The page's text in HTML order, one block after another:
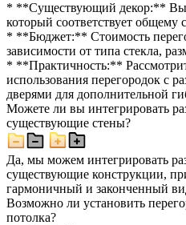
* **Существующий декор:**
который соответствует общему
* **Бюджет:** Стоимость
зависимости от типа стекла,
* **Практичность:**
использования перегородок с
дверями для дополнительной
Можете ли вы интегрировать
существующие стены?
Да, мы можем интегрировать
существующие конструкции,
гармоничный и законченный
Возможно ли установить
потолка?